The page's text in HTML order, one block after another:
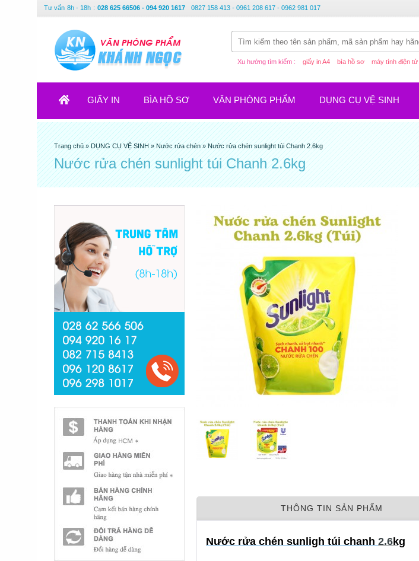
Tư vấn 8h - 18h : 028 625 66506 - 094 920 1617 0827 158 413 - 0961 208 617 - 0962 981 017
Xu hướng tìm kiếm : giấy in A4 bìa hồ sơ máy tính điện tử
GIẤY IN BÌA HỒ SƠ VĂN PHÒNG PHẨM DỤNG CỤ VỆ SINH
Trang chủ»DỤNG CỤ VỆ SINH»Nước rửa chén»Nước rửa chén sunlight túi Chanh 2.6kg
Nước rửa chén sunlight túi Chanh 2.6kg
THÔNG TIN SẢN PHẨM
Nước rửa chén sunligh túi chanh 2.6kg